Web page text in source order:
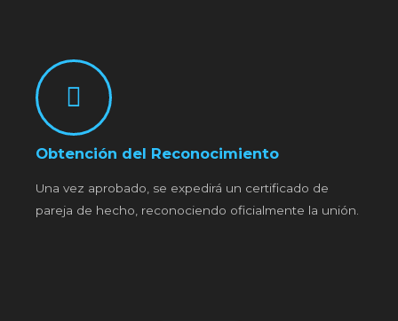
Obtención del Reconocimiento
Una vez aprobado, se expedirá un certificado de
pareja de hecho, reconociendo oficialmente la unión.